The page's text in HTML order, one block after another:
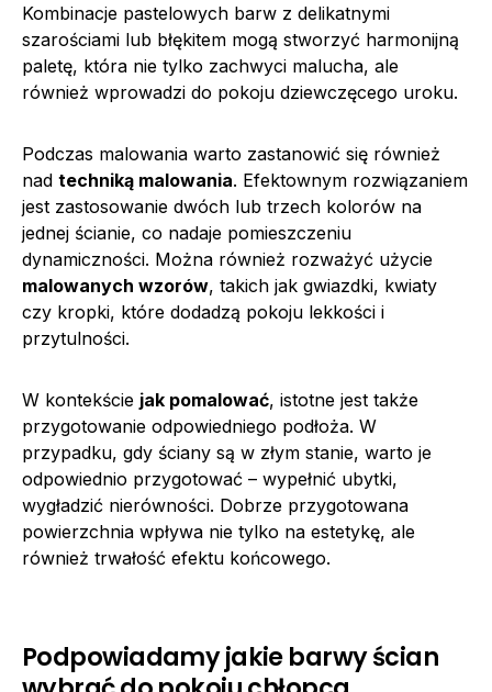
Kombinacje pastelowych barw z delikatnymi
szarościami lub błękitem mogą stworzyć harmonijną
paletę, która nie tylko zachwyci malucha, ale
również wprowadzi do pokoju dziewczęcego uroku.
Podczas malowania warto zastanowić się również
nad techniką malowania. Efektownym rozwiązaniem
jest zastosowanie dwóch lub trzech kolorów na
jednej ścianie, co nadaje pomieszczeniu
dynamiczności. Można również rozważyć użycie
malowanych wzorów, takich jak gwiazdki, kwiaty
czy kropki, które dodadzą pokoju lekkości i
przytulności.
W kontekście jak pomalować, istotne jest także
przygotowanie odpowiedniego podłoża. W
przypadku, gdy ściany są w złym stanie, warto je
odpowiednio przygotować – wypełnić ubytki,
wygładzić nierówności. Dobrze przygotowana
powierzchnia wpływa nie tylko na estetykę, ale
również trwałość efektu końcowego.
Podpowiadamy jakie barwy ścian